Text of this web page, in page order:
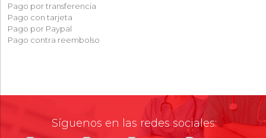
Pago por transferencia
Pago con tarjeta
Pago por Paypal
Pago contra reembolso
Síguenos en las redes sociales: